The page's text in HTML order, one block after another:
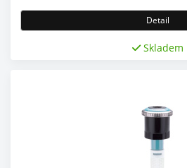
Detail
Skladem